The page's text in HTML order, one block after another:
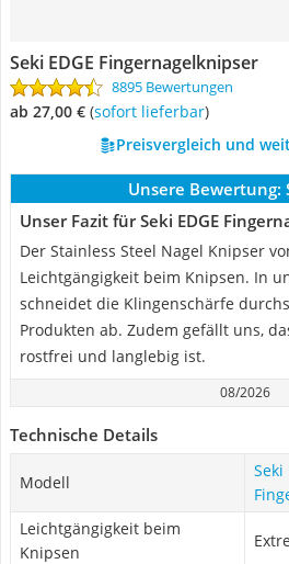
Seki EDGE Fingernagelknipser
8895 Bewertungen
ab 27,00 € ( Sofort lieferbar)
Preisvergleich und
Unsere Bewertung:
Unser Fazit für Seki EDGE
Der Stainless Steel Nagel Knipser
Leichtgängigkeit beim Knipsen. In
schneidet die Klingenschärfe
Produkten ab. Zudem gefällt uns,
rostfrei und langlebig ist.
08/2026
Technische Details
Modell
Seki
Leichtgängigkeit beim
Knipsen